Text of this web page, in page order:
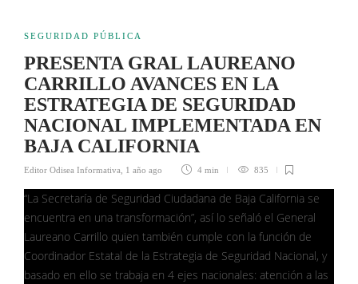
SEGURIDAD PÚBLICA
PRESENTA GRAL LAUREANO
CARRILLO AVANCES EN LA
ESTRATEGIA DE SEGURIDAD
NACIONAL IMPLEMENTADA EN
BAJA CALIFORNIA
Editor Odisea Informativa 1 año ago 4 min 835
“La Secretaría de Seguridad Ciudadana de Baja California se
encuentra en una transformación”, así lo señaló el General
Laureano Carrillo quien también cumple con la función de
Coordinador Estatal de la Estrategia de Seguridad Nacional, y
basado en ello se trabaja en 4 ejes nacionales: atención a las